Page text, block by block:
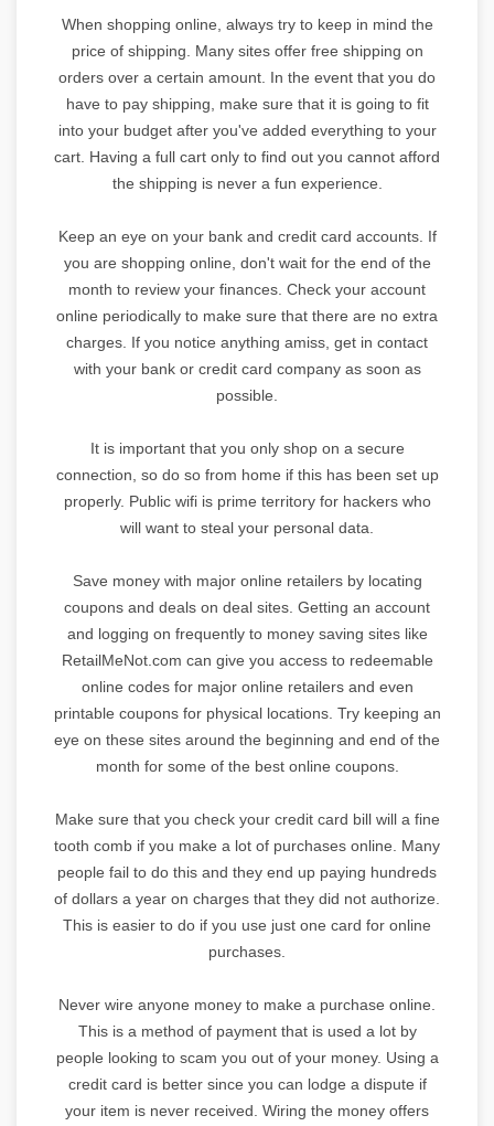
When shopping online, always try to keep in mind the
price of shipping. Many sites offer free shipping on
orders over a certain amount. In the event that you do
have to pay shipping, make sure that it is going to fit
into your budget after you've added everything to your
cart. Having a full cart only to find out you cannot afford
the shipping is never a fun experience.
Keep an eye on your bank and credit card accounts. If
you are shopping online, don't wait for the end of the
month to review your finances. Check your account
online periodically to make sure that there are no extra
charges. If you notice anything amiss, get in contact
with your bank or credit card company as soon as
possible.
It is important that you only shop on a secure
connection, so do so from home if this has been set up
properly. Public wifi is prime territory for hackers who
will want to steal your personal data.
Save money with major online retailers by locating
coupons and deals on deal sites. Getting an account
and logging on frequently to money saving sites like
RetailMeNot.com can give you access to redeemable
online codes for major online retailers and even
printable coupons for physical locations. Try keeping an
eye on these sites around the beginning and end of the
month for some of the best online coupons.
Make sure that you check your credit card bill will a fine
tooth comb if you make a lot of purchases online. Many
people fail to do this and they end up paying hundreds
of dollars a year on charges that they did not authorize.
This is easier to do if you use just one card for online
purchases.
Never wire anyone money to make a purchase online.
This is a method of payment that is used a lot by
people looking to scam you out of your money. Using a
credit card is better since you can lodge a dispute if
your item is never received. Wiring the money offers